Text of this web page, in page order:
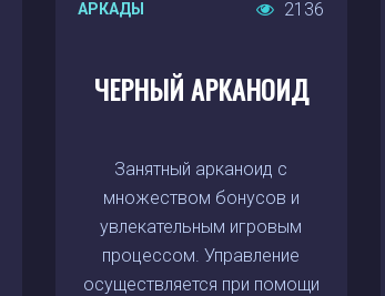
АРКАДЫ 2136
ЧЕРНЫЙ АРКАНОИД
Занятный арканоид с
множеством бонусов и
увлекательным игровым
процессом. Управление
осуществляется при помощи